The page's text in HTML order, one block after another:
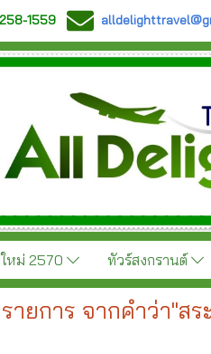
1559
หม่ 2570 ทัวร์สงกรานต์
ายการ จากคำว่า"ส